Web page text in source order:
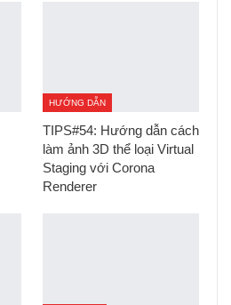
HƯỚNG DẪN
TIPS#54: Hướng dẫn cách
làm ảnh 3D thể loại Virtual
Staging với Corona
Renderer